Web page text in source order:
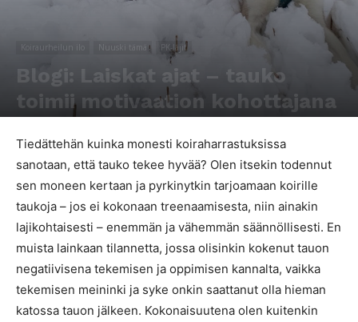
Nuuski tämä PK-lajit
Blogi: Laiskat ajat – tauko
toimii motivaation kohottajana
Tiedättehän kuinka monesti koiraharrastuksissa
sanotaan, että tauko tekee hyvää? Olen itsekin todennut
sen moneen kertaan ja pyrkinytkin tarjoamaan koirille
taukoja – jos ei kokonaan treenaamisesta, niin ainakin
lajikohtaisesti – enemmän ja vähemmän säännöllisesti. En
muista lainkaan tilannetta, jossa olisinkin kokenut tauon
negatiivisena tekemisen ja oppimisen kannalta, vaikka
tekemisen meininki ja syke onkin saattanut olla hieman
katossa tauon jälkeen. Kokonaisuutena olen kuitenkin